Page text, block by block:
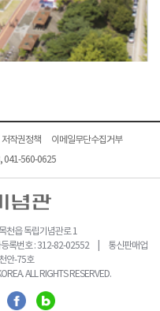
저작권정책
이메일무단수집거부
041-560-0625
천읍 독립기념관로 1
록번호 : 312-82-02552 | 통신판매업
안-75호
ALL RIGHTS RESERVED.